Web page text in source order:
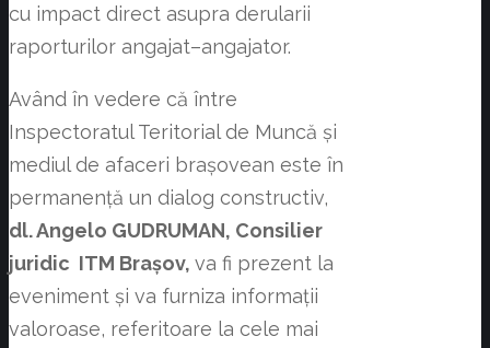
cu impact direct asupra derularii
raporturilor angajat–angajator.
Având în vedere că între
Inspectoratul Teritorial de Muncă și
mediul de afaceri brașovean este în
permanență un dialog constructiv,
dl. Angelo GUDRUMAN, Consilier
juridic ITM Brașov, va fi prezent la
eveniment și va furniza informații
valoroase, referitoare la cele mai